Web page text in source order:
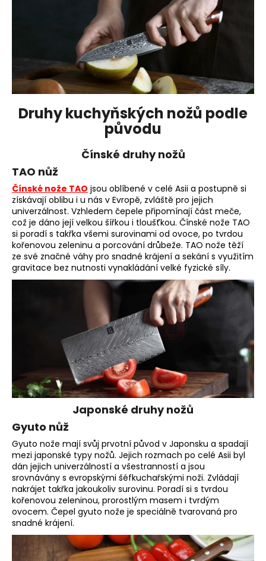
Druhy kuchyňských nožů podle
původu
Čínské druhy nožů
TAO nůž
Čínské nože TAO jsou oblíbené v celé Asii a postupně si
získávají oblibu i u nás v Evropě, zvláště pro jejich
univerzálnost. Vzhledem čepele připomínají část meče,
což je dáno její velkou šířkou i tloušťkou. Čínské nože TAO
si poradí s takřka všemi surovinami od ovoce, po tvrdou
kořenovou zeleninu a porcování drůbeže. TAO nože těží
ze své značné váhy pro snadné krájení a sekání s využitím
gravitace bez nutnosti vynakládání velké fyzické síly.
Japonské druhy nožů
Gyuto nůž
Gyuto nože mají svůj prvotní původ v Japonsku a spadají
mezi japonské typy nožů. Jejich rozmach po celé Asii byl
dán jejich univerzálností a všestranností a jsou
srovnávány s evropskými šéfkuchařskými noži. Zvládají
nakrájet takřka jakoukoliv surovinu. Poradí si s tvrdou
kořenovou zeleninou, prorostlým masem i tvrdým
ovocem. Čepel gyuto nože je speciálně tvarovaná pro
snadné krájení.